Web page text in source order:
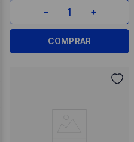
＋
－
COMPRAR